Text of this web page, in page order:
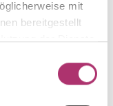
mit
bereitgestellt
der Dienste
585 · Diamant